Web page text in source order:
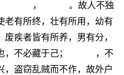
公。 ， 。故人不独
老有所终，壮有所用，幼有
疾者皆有所养，男有分，
也，不必藏于己； ，不
，盗窃乱贼而不作，故外户